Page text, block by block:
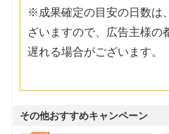
※成果確定の目安の日数は
ざいますので、広告主様の
遅れる場合がございます。
その他おすすめキャンペーン